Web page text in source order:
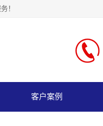
！
客户案例